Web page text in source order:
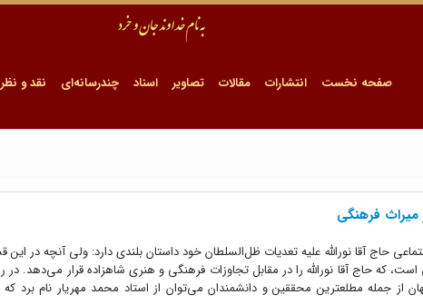
صفحه نخست انتشارات مقالات تصاویر اسناد چندرسانه‌ای نقد و نظر
میراث فرهنگى
حاج آقا نوراللّه علیه تعدیات ظل‌السلطان خود داستان بلندى دارد: ولى آنچه در
که حاج آقا نوراللّه را در مقابل تجاوزات فرهنگى و هنرى شاهزاده قرار مى‌دهد. در
از جمله مطلعترین محققین و دانشمندان مى‌توان از استاد محمد مهریار نام برد که